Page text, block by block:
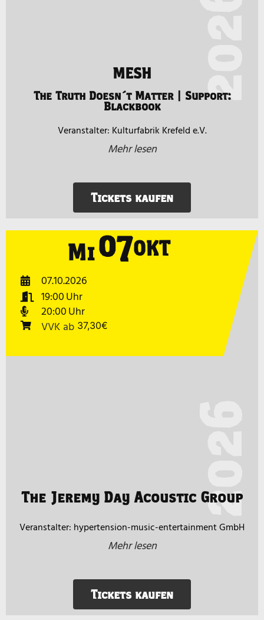
MESH
The Truth Doesn´t Matter | Support:
Blackbook
Kulturfabrik Krefeld e.V.
Mehr lesen
Tickets kaufen
Mi07OKT
07.10.2026
19:00
20:00
VVK ab 37,30€
The Jeremy Day Acoustic Group
hypertension-music-entertainment GmbH
Mehr lesen
Tickets kaufen
2026